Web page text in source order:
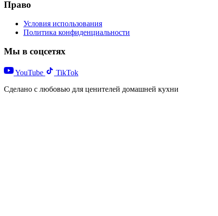
Право
Условия использования
Политика конфиденциальности
Мы в соцсетях
YouTube
TikTok
Сделано с любовью для ценителей домашней кухни